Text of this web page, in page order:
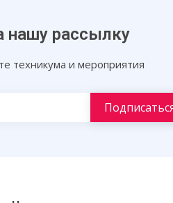
нашу рассылку
техникума и мероприятия